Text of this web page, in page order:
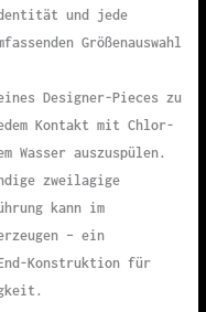
und jede
Größenauswahl
Designer-Pieces zu
Kontakt mit Chlor-
Wasser auszuspülen.
zweilagige
kann im
– ein
Konstruktion für